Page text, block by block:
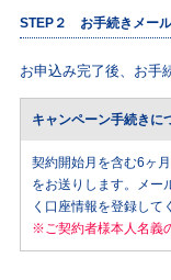
STEP２ お手続きメー
お申込み完了後、お手
キャンペーン手続きに
契約開始月を含む6ヶ
をお送りします。メー
く口座情報を登録して
※ご契約者様本人名義